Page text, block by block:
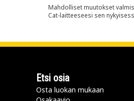
Mahdolliset muutokset
Cat-laitteeseesi sen
Etsi osia
Osta luokan mukaan